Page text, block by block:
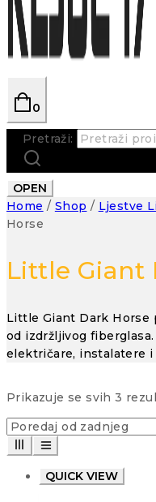
0
Pretraži:
OPEN
Home / Shop / Ljestve
Horse
Little Giant
Little Giant Dark Horse
od izdržljivog
električare, instalatere i
Prikazuje se svih 3
QUICK VIEW